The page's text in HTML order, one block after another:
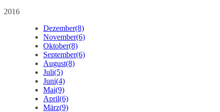
2016
Dezember(8)
November(6)
Oktober(8)
September(6)
August(8)
Juli(5)
Juni(4)
Mai(9)
April(6)
März(9)